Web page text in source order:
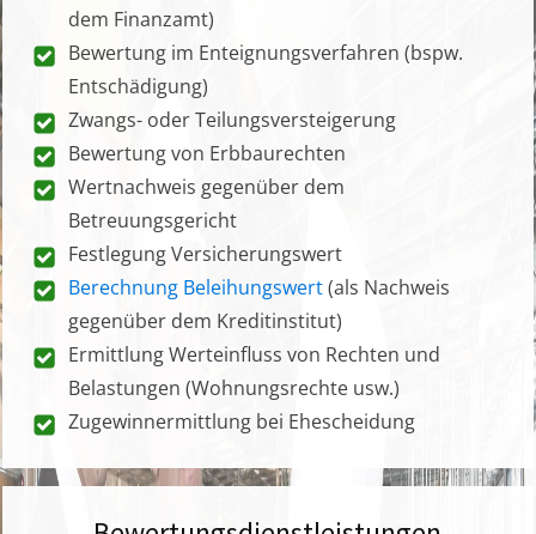
dem Finanzamt)
Bewertung im Enteignungsverfahren (bspw.
Entschädigung)
Zwangs- oder Teilungsversteigerung
Bewertung von Erbbaurechten
Wertnachweis gegenüber dem
Betreuungsgericht
Festlegung Versicherungswert
Berechnung Beleihungswert(als Nachweis
gegenüber dem Kreditinstitut)
Ermittlung Werteinfluss von Rechten und
Belastungen (Wohnungsrechte usw.)
Zugewinnermittlung bei Ehescheidung